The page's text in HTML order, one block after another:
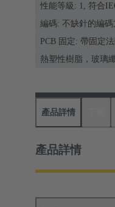
性能等級: 1, 符合
編碼: 不缺針的編
PCB 固定: 帶固定
熱塑性樹脂，玻璃
產品詳情
產品詳情